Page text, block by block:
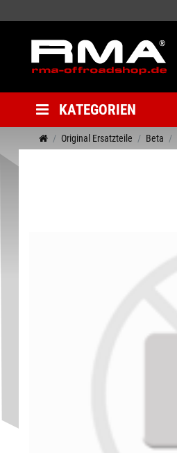
KATEGORIEN
Original Ersatzteile Beta